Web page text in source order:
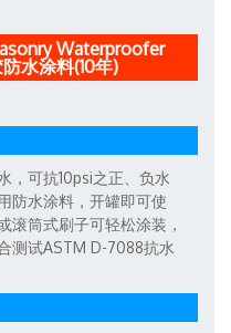
Waterproofer
水涂料(10年)
，可抗10psi之正、负水
防水涂料，开罐即可使
滚筒式刷子可轻松涂装，
测试ASTM D-7088抗水